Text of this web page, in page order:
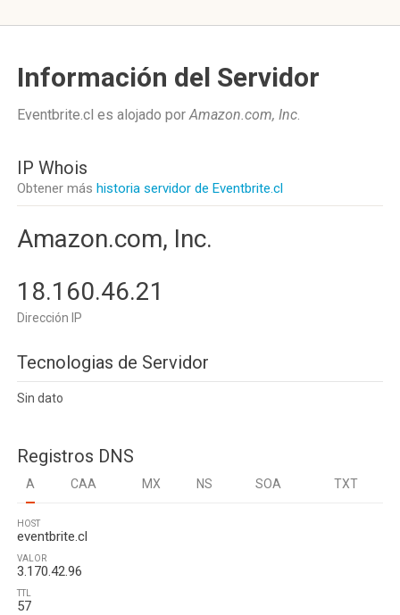
Información del Servidor
Eventbrite.cl es alojado porAmazon.com, Inc.
IP Whois
Obtener más historia servidor de Eventbrite.cl
Amazon.com, Inc.
18.160.46.21
Dirección IP
Tecnologias de Servidor
Sin dato
Registros DNS
A CAA MX NS SOA TXT
HOST
eventbrite.cl
VALOR
3.170.42.96
TTL
57